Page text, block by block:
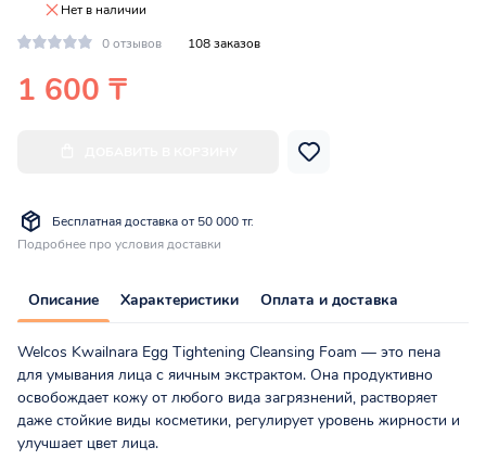
Нет в наличии
0 отзывов
108 заказов
1 600 ₸
Бесплатная доставка от 50 000 тг.
Подробнее про условия доставки
Описание Характеристики Оплата и доставка
Welcos Kwailnara Egg Tightening Cleansing Foam — это пена
для умывания лица с яичным экстрактом. Она продуктивно
освобождает кожу от любого вида загрязнений, растворяет
даже стойкие виды косметики, регулирует уровень жирности и
улучшает цвет лица.